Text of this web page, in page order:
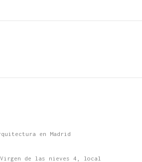
en Madrid
de las nieves 4, local